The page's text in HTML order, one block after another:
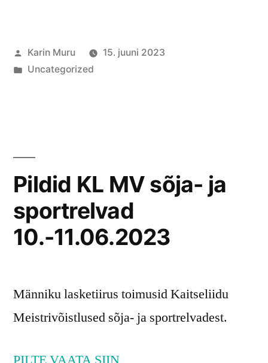
Posted
by
Karin Muru
15. juuni 2023
Posted
Uncategorized
Pildid KL MV sõja- ja
sportrelvad
10.-11.06.2023
Männiku lasketiirus toimusid Kaitseliidu
Meistrivõistlused sõja- ja sportrelvadest.